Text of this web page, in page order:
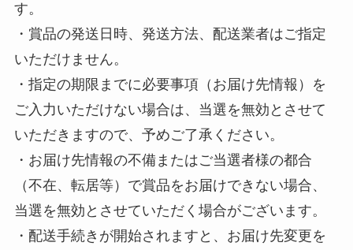
す。
・賞品の発送日時、発送方法、配送業者はご指定
いただけません。
・指定の期限までに必要事項（お届け先情報）を
ご入力いただけない場合は、当選を無効とさせて
いただきますので、予めご了承ください。
・お届け先情報の不備またはご当選者様の都合
（不在、転居等）で賞品をお届けできない場合、
当選を無効とさせていただく場合がございます。
・配送手続きが開始されますと、お届け先変更を